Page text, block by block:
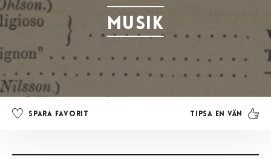
Musik
Spara favorit Tipsa en vän